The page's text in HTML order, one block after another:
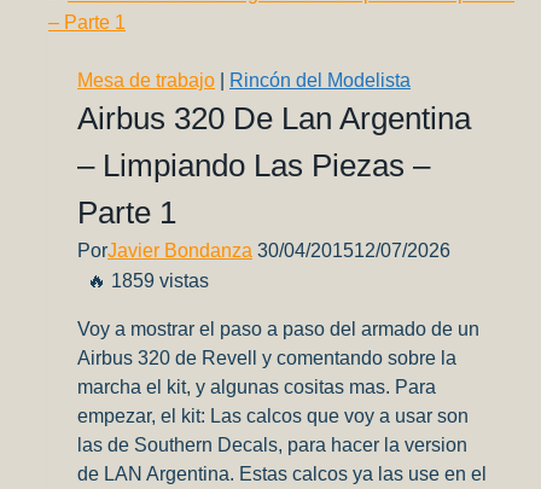
Mesa de trabajo Rincón del Modelista
Airbus 320 De Lan Argentina
– Limpiando Las Piezas –
Parte 1
PorJavier Bondanza 30/04/201512/07/2026
🔥 1859 vistas
Voy a mostrar el paso a paso del armado de un
Airbus 320 de Revell y comentando sobre la
marcha el kit, y algunas cositas mas. Para
empezar, el kit: Las calcos que voy a usar son
las de Southern Decals, para hacer la version
de LAN Argentina. Estas calcos ya las use en el